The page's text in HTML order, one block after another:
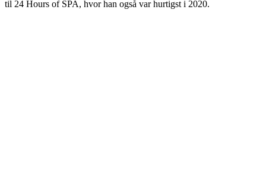
til 24 Hours of SPA, hvor han også var hurtigst i 2020.